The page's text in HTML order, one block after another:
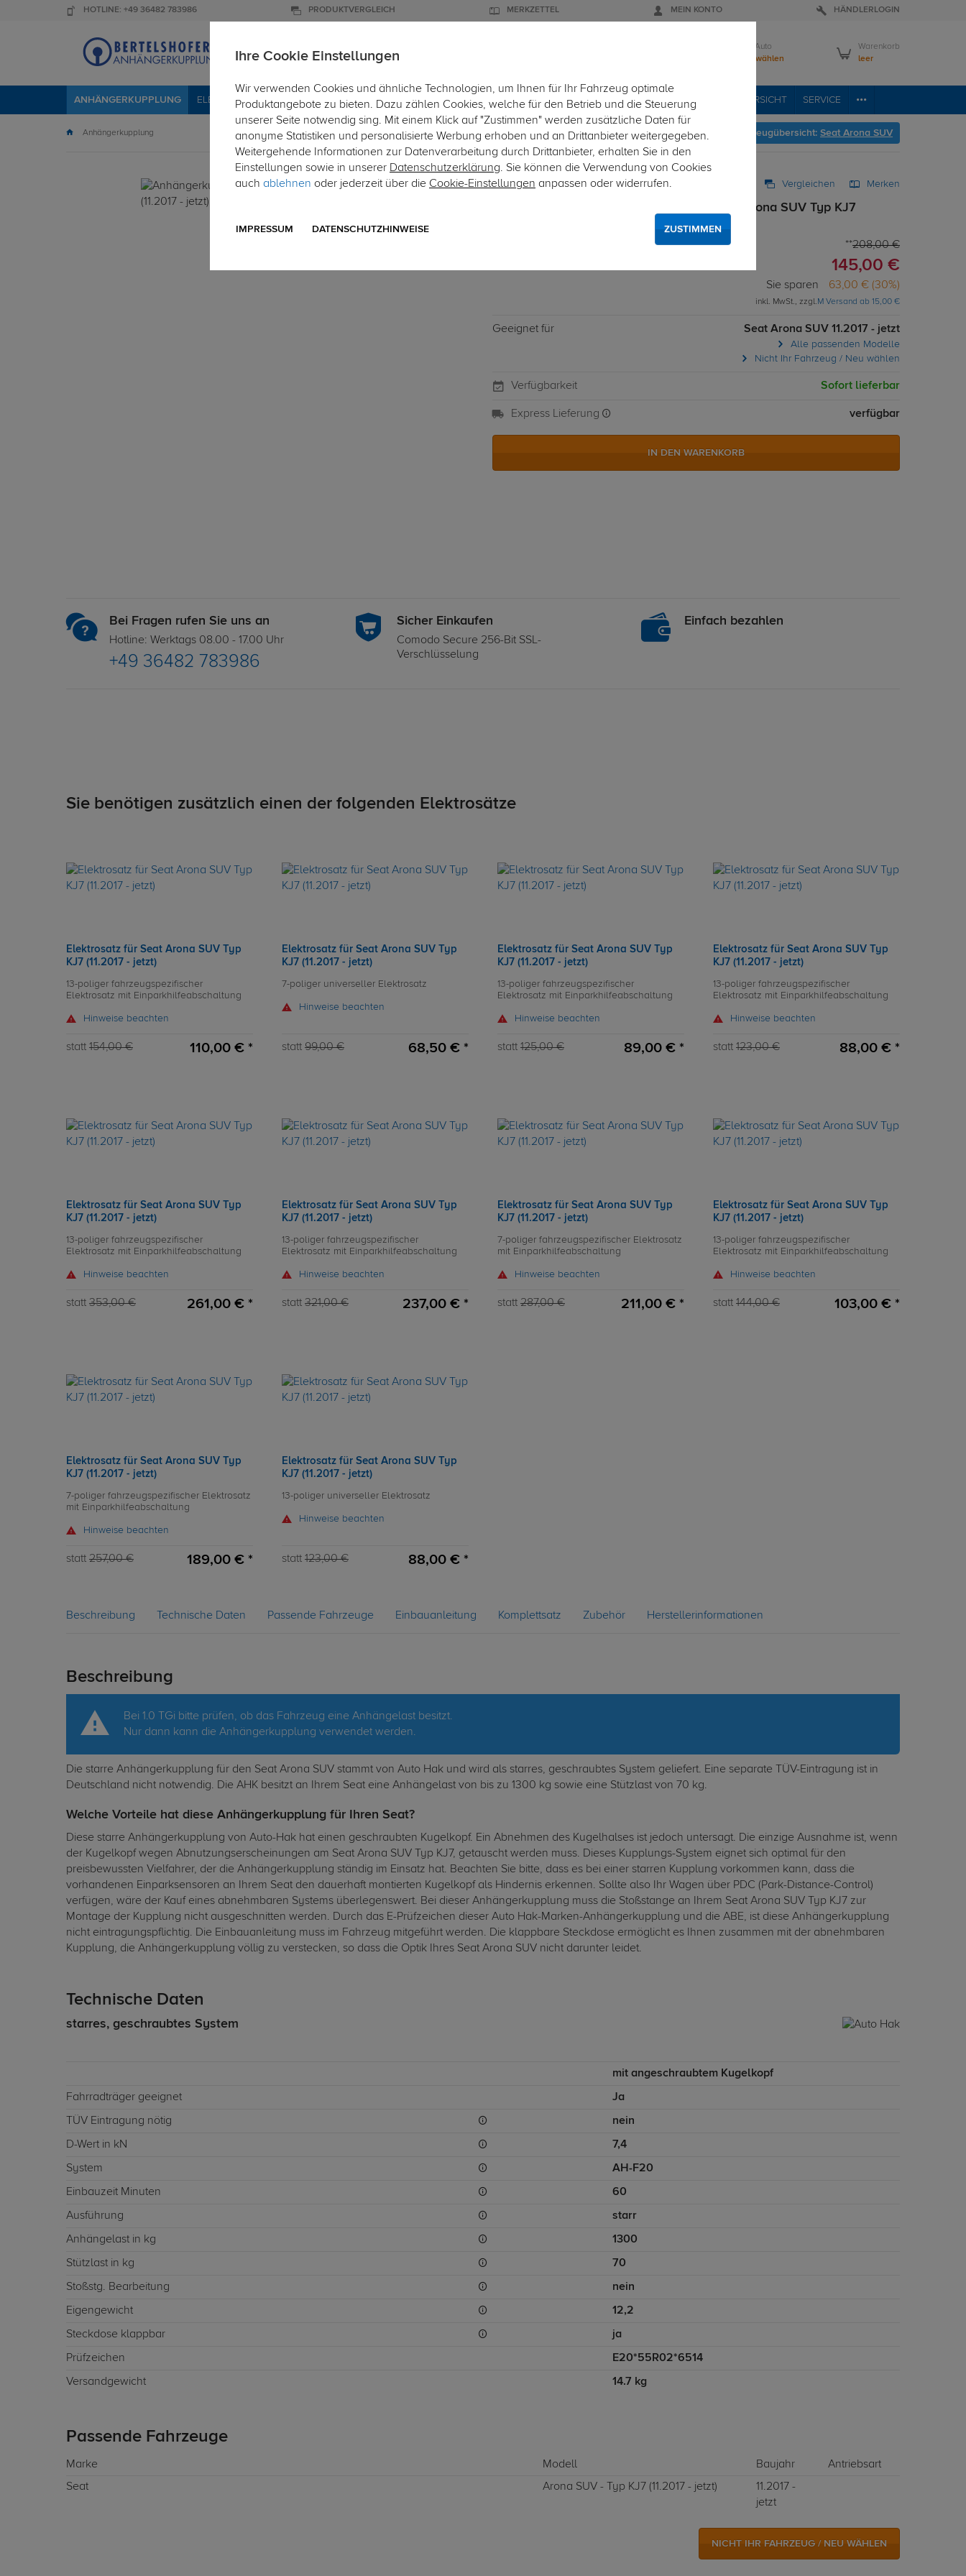
HOTLINE: +49 36482 783986 PRODUKTVERGLEICH MERKZETTEL MEIN KONTO HÄNDLERLOGIN
Mein Auto
Bitte wählen
Warenkorb
leer
ANHÄNGERKUPPLUNG ELEKTROSÄTZE DACHTRÄGER DACHBOXEN FAHRRADTRÄGER ZUBEHÖR EINBAUSERVICE FAHRZEUGÜBERSICHT SERVICE
Anhängerkupplung Hier geht's zur Fahrzeugübersicht: Seat Arona SUV
Art.-Nr. sSE119-1 Vergleichen Merken
Auto Hak Anhängerkupplung starr für Seat Arona SUV Typ KJ7
208,00 €
145,00 €
Sie sparen 63,00 € (30%)
inkl. MwSt., zzgl.M Versand ab 15,00 €
Geeignet für Seat Arona SUV 11.2017 - jetzt
Alle passenden Modelle
Nicht Ihr Fahrzeug / Neu wählen
Verfügbarkeit Sofort lieferbar
Express Lieferung verfügbar
IN DEN WARENKORB
Bei Fragen rufen Sie uns an
Hotline: Werktags 08.00 - 17.00 Uhr
+49 36482 783986
Sicher Einkaufen
Comodo Secure 256-Bit SSL-
Verschlüsselung
Einfach bezahlen
Sie benötigen zusätzlich einen der folgenden Elektrosätze
Elektrosatz für Seat Arona SUV Typ
KJ7 (11.2017 - jetzt)
13-poliger fahrzeugspezifischer
Elektrosatz mit Einparkhilfeabschaltung
Hinweise beachten
statt 154,00 € 110,00 € *
Elektrosatz für Seat Arona SUV Typ
KJ7 (11.2017 - jetzt)
7-poliger universeller Elektrosatz
Hinweise beachten
statt 99,00 € 68,50 € *
Elektrosatz für Seat Arona SUV Typ
KJ7 (11.2017 - jetzt)
13-poliger fahrzeugspezifischer
Elektrosatz mit Einparkhilfeabschaltung
Hinweise beachten
statt 125,00 € 89,00 € *
Elektrosatz für Seat Arona SUV Typ
KJ7 (11.2017 - jetzt)
13-poliger fahrzeugspezifischer
Elektrosatz mit Einparkhilfeabschaltung
Hinweise beachten
statt 123,00 € 88,00 € *
Elektrosatz für Seat Arona SUV Typ
KJ7 (11.2017 - jetzt)
13-poliger fahrzeugspezifischer
Elektrosatz mit Einparkhilfeabschaltung
Hinweise beachten
statt 353,00 € 261,00 € *
Elektrosatz für Seat Arona SUV Typ
KJ7 (11.2017 - jetzt)
13-poliger fahrzeugspezifischer
Elektrosatz mit Einparkhilfeabschaltung
Hinweise beachten
statt 321,00 € 237,00 € *
Elektrosatz für Seat Arona SUV Typ
KJ7 (11.2017 - jetzt)
7-poliger fahrzeugspezifischer Elektrosatz
mit Einparkhilfeabschaltung
Hinweise beachten
statt 287,00 € 211,00 € *
Elektrosatz für Seat Arona SUV Typ
KJ7 (11.2017 - jetzt)
13-poliger fahrzeugspezifischer
Elektrosatz mit Einparkhilfeabschaltung
Hinweise beachten
statt 144,00 € 103,00 € *
Elektrosatz für Seat Arona SUV Typ
KJ7 (11.2017 - jetzt)
7-poliger fahrzeugspezifischer Elektrosatz
mit Einparkhilfeabschaltung
Hinweise beachten
statt 257,00 € 189,00 € *
Elektrosatz für Seat Arona SUV Typ
KJ7 (11.2017 - jetzt)
13-poliger universeller Elektrosatz
Hinweise beachten
statt 123,00 € 88,00 € *
Beschreibung Technische Daten Passende Fahrzeuge Einbauanleitung Komplettsatz Zubehör Herstellerinformationen
Beschreibung
Bei 1.0 TGi bitte prüfen, ob das Fahrzeug eine Anhängelast besitzt.
Nur dann kann die Anhängerkupplung verwendet werden.
Die starre Anhängerkupplung für den Seat Arona SUV stammt von Auto Hak und wird als starres, geschraubtes System geliefert. Eine separate TÜV-Eintragung ist in
Deutschland nicht notwendig. Die AHK besitzt an Ihrem Seat eine Anhängelast von bis zu 1300 kg sowie eine Stützlast von 70 kg.
Welche Vorteile hat diese Anhängerkupplung für Ihren Seat?
Diese starre Anhängerkupplung von Auto-Hak hat einen geschraubten Kugelkopf. Ein Abnehmen des Kugelhalses ist jedoch untersagt. Die einzige Ausnahme ist, wenn
der Kugelkopf wegen Abnutzungserscheinungen am Seat Arona SUV Typ KJ7, getauscht werden muss. Dieses Kupplungs-System eignet sich optimal für den
preisbewussten Vielfahrer, der die Anhängerkupplung ständig im Einsatz hat. Beachten Sie bitte, dass es bei einer starren Kupplung vorkommen kann, dass die
vorhandenen Einparksensoren an Ihrem Seat den dauerhaft montierten Kugelkopf als Hindernis erkennen. Sollte also Ihr Wagen über PDC (Park-Distance-Control)
verfügen, wäre der Kauf eines abnehmbaren Systems überlegenswert. Bei dieser Anhängerkupplung muss die Stoßstange an Ihrem Seat Arona SUV Typ KJ7 zur
Montage der Kupplung nicht ausgeschnitten werden. Durch das E-Prüfzeichen dieser Auto Hak-Marken-Anhängerkupplung und die ABE, ist diese Anhängerkupplung
nicht eintragungspflichtig. Die Einbauanleitung muss im Fahrzeug mitgeführt werden. Die klappbare Steckdose ermöglicht es Ihnen zusammen mit der abnehmbaren
Kupplung, die Anhängerkupplung völlig zu verstecken, so dass die Optik Ihres Seat Arona SUV nicht darunter leidet.
Technische Daten
starres, geschraubtes System
mit angeschraubtem Kugelkopf
Fahrradträger geeignet Ja
TÜV Eintragung nötig nein
D-Wert in kN 7,4
System AH-F20
Einbauzeit Minuten 60
Ausführung starr
Anhängelast in kg 1300
Stützlast in kg 70
Stoßstg. Bearbeitung nein
Eigengewicht 12,2
Steckdose klappbar ja
Prüfzeichen E20*55R02*6514
Versandgewicht 14.7 kg
Passende Fahrzeuge
Marke Modell Baujahr
Antriebsart
Seat
Arona SUV - Typ KJ7 (11.2017 - jetzt)
11.2017 -
jetzt
NICHT IHR FAHRZEUG / NEU WÄHLEN
Ihre Cookie Einstellungen
Wir verwenden Cookies und ähnliche Technologien, um Ihnen für Ihr Fahrzeug optimale
Produktangebote zu bieten. Dazu zählen Cookies, welche für den Betrieb und die Steuerung
unserer Seite notwendig sing. Mit einem Klick auf "Zustimmen" werden zusätzliche Daten für
anonyme Statistiken und personalisierte Werbung erhoben und an Drittanbieter weitergegeben.
Weitergehende Informationen zur Datenverarbeitung durch Drittanbieter, erhalten Sie in den
Einstellungen sowie in unserer Datenschutzerklärung. Sie können die Verwendung von Cookies
auch ablehnen oder jederzeit über die Cookie-Einstellungen anpassen oder widerrufen.
IMPRESSUM DATENSCHUTZHINWEISE ZUSTIMMEN